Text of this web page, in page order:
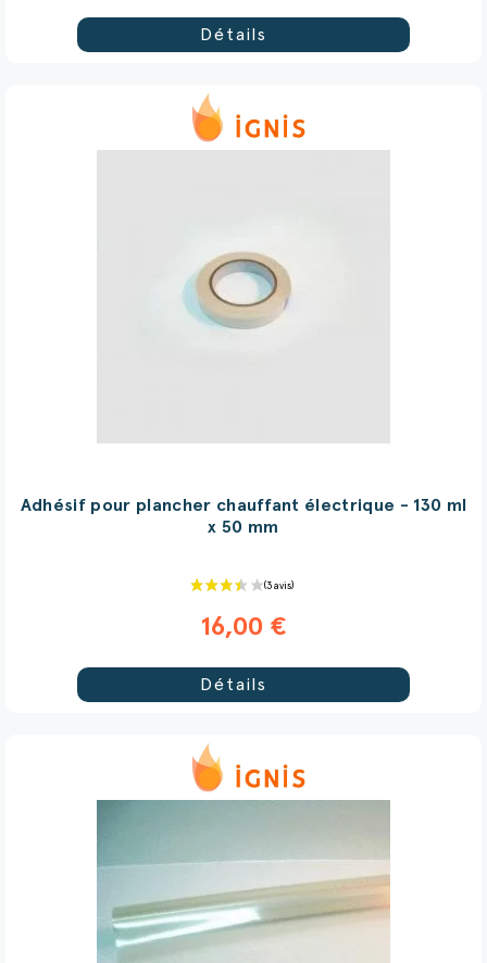
Détails
Adhésif pour plancher chauffant électrique - 130 ml
x 50 mm
16,00 €
Détails